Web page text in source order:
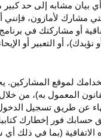
بيان مشابه إلى حد
مشارك لأمازون،
أو مشاركتك في
نؤيدك)، أو التعبير أو
لموقع المشاركين.
المعمول به)، من خلال
عن طريق تسجيل
حسابك فور إخطارك
(بما في ذلك